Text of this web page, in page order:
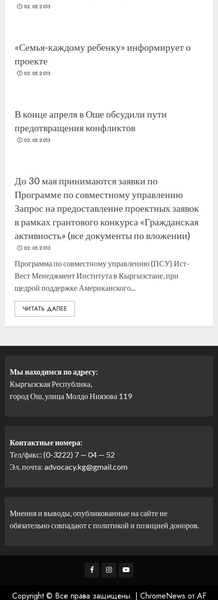
02.05.2013
«Семья-каждому ребенку» информирует о
проекте
02.05.2013
В конце апреля в Оше обсудили пути
предотвращения конфликтов
02.05.2013
До 30 мая принимаются заявки по
Программе по совместному управлению
Запрос на предоставление проектных заявок
в рамках грантового конкурса «Гражданская
активность» (все документы по вложении)
02.05.2013
Программа по совместному управлению (ПСУ) Ист-
Вест Менеджмент Института в Кыргызстане, при
щедрой поддержке Американского...
ЧИТАТЬ ДАЛЕЕ
Мы находимся по адресу:
Кыргызская Республика,
город Ош, улица Молдо Ниязова 119
Контактные номера:
Тел/факс: (0-3222) 7 — 04 — 52
Эл. почта: advocacy.kg@gmail.com
Мнения и выводы, опубликованные на сайте не
обязательно совпадают с политикой и позицией доноров.
Facebook
Instagram
Youtube
Copyright © Все права защищены. | ChromeNews от AF